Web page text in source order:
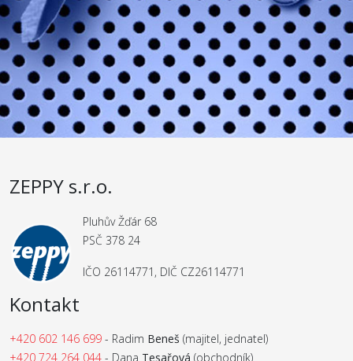
ZEPPY s.r.o.
Pluhův Žďár 68
PSČ 378 24
IČO 26114771, DIČ CZ26114771
Kontakt
+420 602 146 699 - Radim Beneš (majitel, jednatel)
+420 724 264 044 - Dana Tesařová (obchodník)